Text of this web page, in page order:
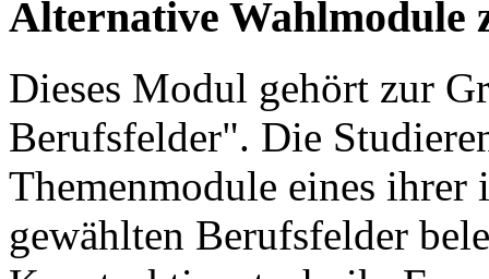
Alternative Wahlmodule
Dieses Modul gehört zur
Berufsfelder". Die
Themenmodule eines ihrer
gewählten Berufsfelder